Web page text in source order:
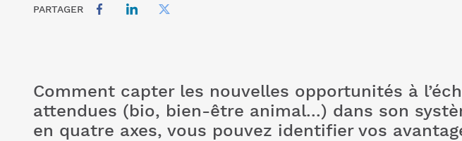
PARTAGER
Comment capter les nouvelles opportunités à
attendues (bio, bien-être animal...) dans son
en quatre axes, vous pouvez identifier vos